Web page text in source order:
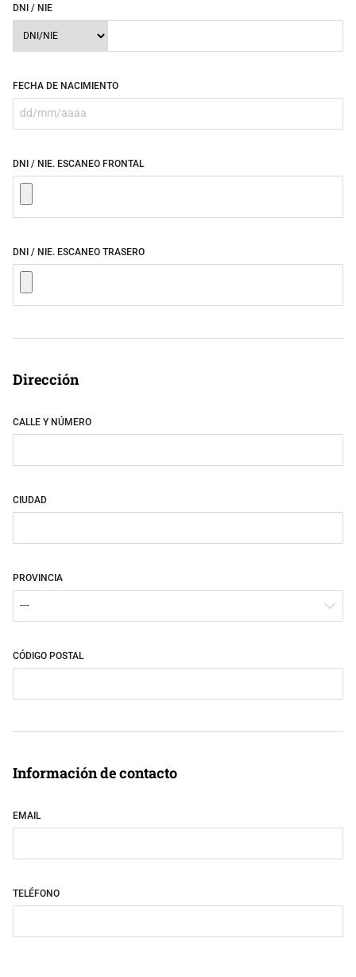
DNI / NIE
FECHA DE NACIMIENTO
DNI / NIE. ESCANEO FRONTAL
DNI / NIE. ESCANEO TRASERO
Dirección
CALLE Y NÚMERO
CIUDAD
PROVINCIA
---
CÓDIGO POSTAL
Información de contacto
EMAIL
TELÉFONO